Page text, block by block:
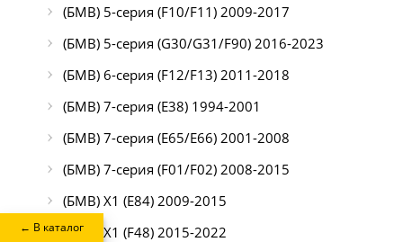
← В каталог
(БМВ) 5-серия (F10/F11) 2009-2017
(БМВ) 5-серия (G30/G31/F90) 2016-2023
(БМВ) 6-серия (F12/F13) 2011-2018
(БМВ) 7-серия (E38) 1994-2001
(БМВ) 7-серия (E65/E66) 2001-2008
(БМВ) 7-серия (F01/F02) 2008-2015
(БМВ) X1 (E84) 2009-2015
(БМВ) X1 (F48) 2015-2022